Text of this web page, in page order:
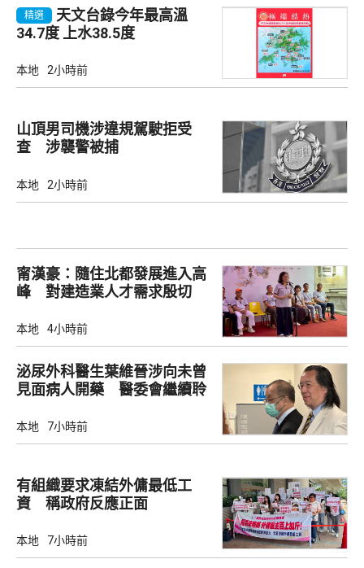
精選
天文台錄今年最高溫
34.7度 上水38.5度
本地 2小時前
山頂男司機涉違規駕駛拒受
查 涉襲警被捕
本地 2小時前
甯漢豪：隨住北都發展進入高
峰 對建造業人才需求殷切
本地 4小時前
泌尿外科醫生葉維晉涉向未曾
見面病人開藥 醫委會繼續聆
本地 7小時前
有組織要求凍結外傭最低工
資 稱政府反應正面
本地 7小時前